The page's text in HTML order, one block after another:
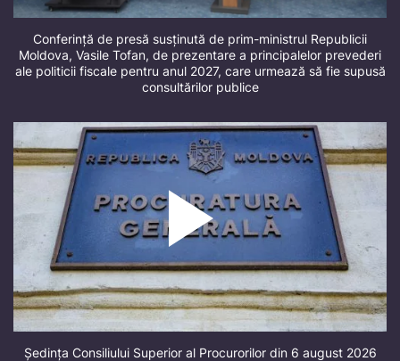
Conferință de presă susținută de prim-ministrul Republicii
Moldova, Vasile Tofan, de prezentare a principalelor prevederi
ale politicii fiscale pentru anul 2027, care urmează să fie supusă
consultărilor publice
Ședința Consiliului Superior al Procurorilor din 6 august 2026